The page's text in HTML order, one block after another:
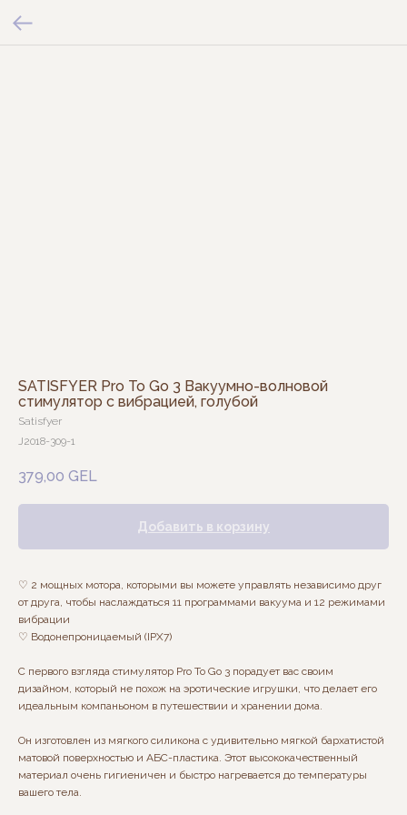
SATISFYER Pro To Go 3 Вакуумно-волновой
стимулятор с вибрацией, голубой
Satisfyer
J2018-309-1
379,00 GEL
Добавить в корзину
♡ 2 мощных мотора, которыми вы можете управлять независимо друг
от друга, чтобы наслаждаться 11 программами вакуума и 12 режимами
вибрации
♡ Водонепроницаемый (IPX7)
С первого взгляда стимулятор Pro To Go 3 порадует вас своим
дизайном, который не похож на эротические игрушки, что делает его
идеальным компаньоном в путешествии и хранении дома.
Он изготовлен из мягкого силикона с удивительно мягкой бархатистой
матовой поверхностью и АБС-пластика. Этот высококачественный
материал очень гигиеничен и быстро нагревается до температуры
вашего тела.